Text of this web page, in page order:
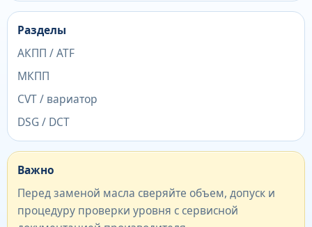
Разделы
АКПП / ATF
МКПП
CVT / вариатор
DSG / DCT
Важно
Перед заменой масла сверяйте объем, допуск и
процедуру проверки уровня с сервисной